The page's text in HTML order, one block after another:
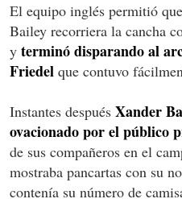
El equipo inglés permitió
Bailey recorriera la cancha
y terminó disparando al
Friedel que contuvo
Instantes después Xander
ovacionado por el público
de sus compañeros en el
mostraba pancartas con su
contenía su número de